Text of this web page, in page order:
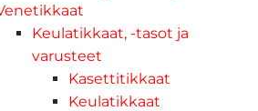
Keulatikkaat, -tasot ja
varusteet
Kasettitikkaat
Keulatikkaat